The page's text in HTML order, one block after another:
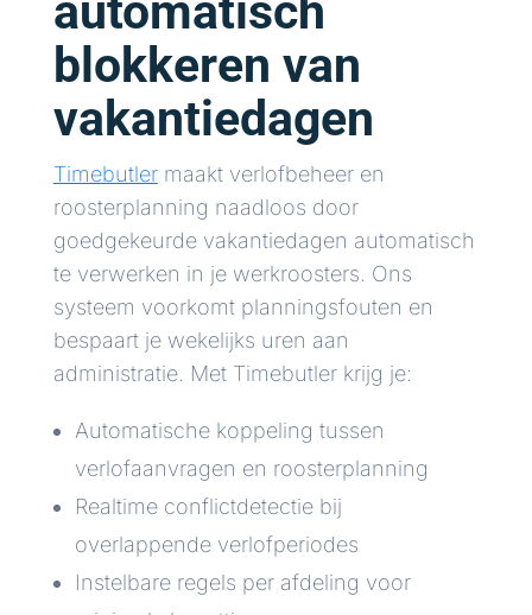
automatisch
blokkeren van
vakantiedagen
Timebutlermaakt verlofbeheer en
roosterplanning naadloos door
goedgekeurde vakantiedagen automatisch
te verwerken in je werkroosters. Ons
systeem voorkomt planningsfouten en
bespaart je wekelijks uren aan
administratie. Met Timebutler krijg je:
Automatische koppeling tussen
verlofaanvragen en roosterplanning
Realtime conflictdetectie bij
overlappende verlofperiodes
Instelbare regels per afdeling voor